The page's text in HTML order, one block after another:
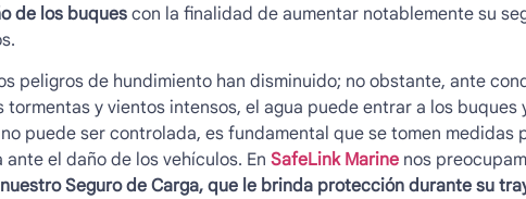
de los buquescon la finalidad de aumentar notablemente su
peligros de hundimiento han disminuido; no obstante, ante
y vientos intensos, el agua puede entrar a los buques
puede ser controlada, es fundamental que se tomen medidas
el daño de los vehículos. En SafeLink Marinenos
Seguro de Carga, que le brinda protección durante su